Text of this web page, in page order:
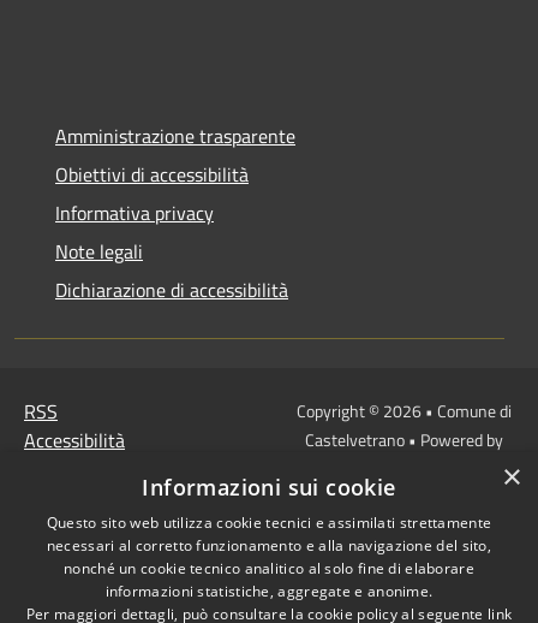
Amministrazione trasparente
Obiettivi di accessibilità
Informativa privacy
Note legali
Dichiarazione di accessibilità
RSS
Accessibilità
Mappa del sito
Link
Protocollo Urbi Smart
Copyright © 2026 • Comune di
Castelvetrano • Powered by
redazione
×
Informazioni sui cookie
Questo sito web utilizza cookie tecnici e assimilati strettamente
necessari al corretto funzionamento e alla navigazione del sito,
nonché un cookie tecnico analitico al solo fine di elaborare
informazioni statistiche, aggregate e anonime.
Per maggiori dettagli, può consultare la cookie policy al seguente link